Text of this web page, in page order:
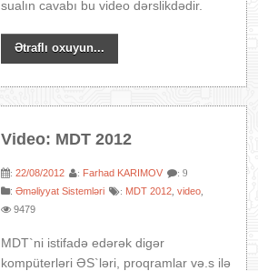
sualın cavabı bu video dərslikdədir.
Ətraflı oxuyun...
Video: MDT 2012
:22/08/2012 : Farhad KARIMOV : 9
:Əməliyyat Sistemləri : MDT 2012 ,video
9479
MDT`ni istifadə edərək digər
kompüterləri ƏS`ləri, proqramlar və.s ilə